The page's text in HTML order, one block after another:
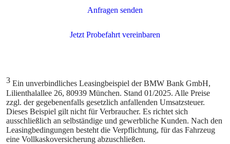
3 Ein unverbindliches Leasingbeispiel der BMW Bank GmbH,
Lilienthalallee 26, 80939 München. Stand 01/2025. Alle Preise
zzgl. der gegebenenfalls gesetzlich anfallenden Umsatzsteuer.
Dieses Beispiel gilt nicht für Verbraucher. Es richtet sich
ausschließlich an selbständige und gewerbliche Kunden. Nach den
Leasingbedingungen besteht die Verpflichtung, für das Fahrzeug
eine Vollkaskoversicherung abzuschließen.